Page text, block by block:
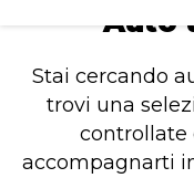
Auto
Stai cercando
trovi una
controllate
accompagnarti